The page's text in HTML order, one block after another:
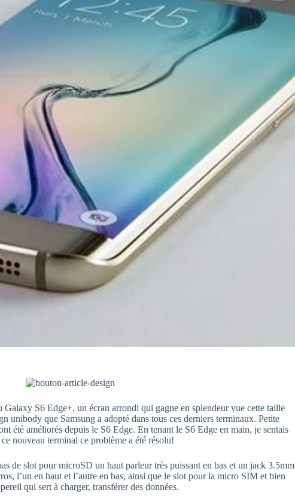
S6 Edge+, un écran arrondi qui gagne en splendeur vue cette taille
unibody que Samsung a adopté dans tous ces derniers terminaux. Petite
été améliorés depuis le S6 Edge. En tenant le S6 Edge en main, je sentais
nouveau terminal ce problème a été résolu!
de slot pour microSD un haut parleur très puissant en bas et un jack 3.5mm
l’un en haut et l’autre en bas, ainsi que le slot pour la micro SIM et bien
qui sert à charger, transférer des données.